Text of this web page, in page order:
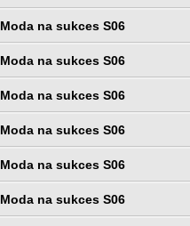
Moda na sukces S06
Moda na sukces S06
Moda na sukces S06
Moda na sukces S06
Moda na sukces S06
Moda na sukces S06